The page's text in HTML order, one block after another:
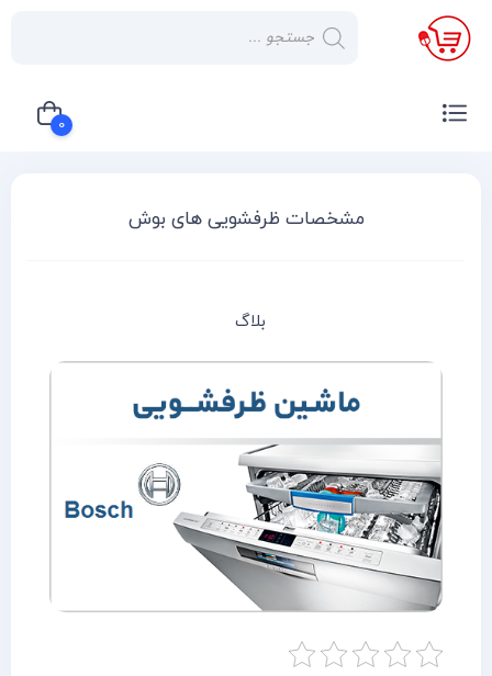
×
صفحه
لوازم
آشپز
خانه
مقالات
و
نوشته
0
سبد خرید شما خالی است
مشخصات ظرفشویی های بوش
بلاگ